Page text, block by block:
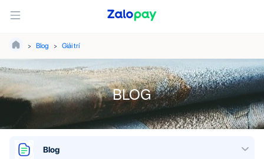
Blog Giải trí
BLOG
Blog